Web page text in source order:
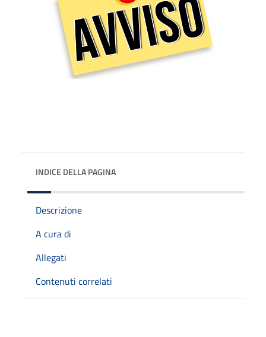
INDICE DELLA PAGINA
Descrizione
A cura di
Allegati
Contenuti correlati